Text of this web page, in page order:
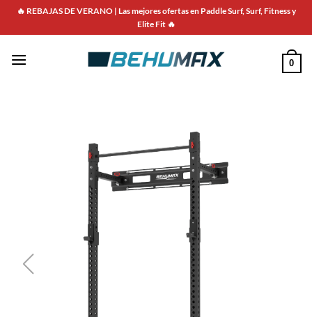
🔥 REBAJAS DE VERANO | Las mejores ofertas en Paddle Surf, Surf, Fitness y
Elite Fit 🔥
0